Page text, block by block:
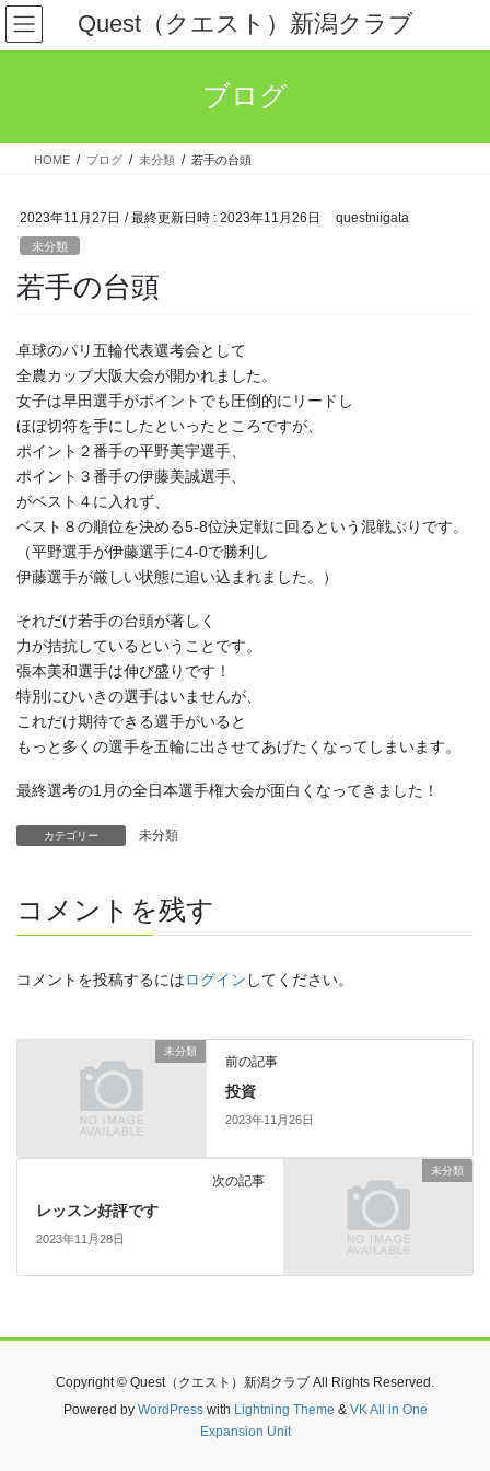
コ
ン
テ
ス
ナ
ビ
ゲ
ン
Quest（クエスト）新潟クラブ
ブログ
HOME ブログ 未分類 若手の台頭
2023年11月27日 / 最終更新日時 : 2023年11月26日 questniigata
未分類
若手の台頭
卓球のパリ五輪代表選考会として
全農カップ大阪大会が開かれました。
女子は早田選手がポイントでも圧倒的にリードし
ほぼ切符を手にしたといったところですが、
ポイント２番手の平野美宇選手、
ポイント３番手の伊藤美誠選手、
がベスト４に入れず、
ベスト８の順位を決める5-8位決定戦に回るという混戦ぶりです。
（平野選手が伊藤選手に4-0で勝利し
伊藤選手が厳しい状態に追い込まれました。）
それだけ若手の台頭が著しく
力が拮抗しているということです。
張本美和選手は伸び盛りです！
特別にひいきの選手はいませんが、
これだけ期待できる選手がいると
もっと多くの選手を五輪に出させてあげたくなってしまいます。
最終選考の1月の全日本選手権大会が面白くなってきました！
カテゴリー 未分類
コメントを残す
コメントを投稿するにはログイン してください。
未分類
前の記事
投資
2023年11月26日
未分類
次の記事
レッスン好評です
2023年11月28日
Copyright © Quest（クエスト）新潟クラブ All Rights Reserved.
Powered by WordPresswith Lightning Theme & VK All in One
Expansion Unit